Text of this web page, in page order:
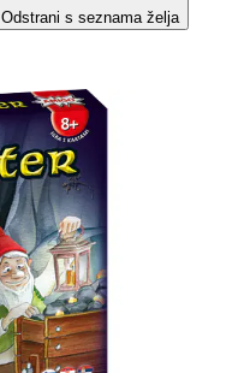
Odstrani s seznama želja